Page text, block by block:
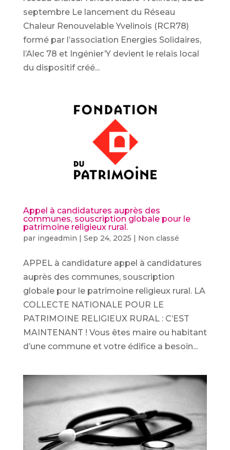
septembre Le lancement du Réseau
Chaleur Renouvelable Yvelinois (RCR78)
formé par l’association Energies Solidaires,
l’Alec 78 et Ingénier’Y devient le relais local
du dispositif créé...
Appel à candidatures auprès des
communes, souscription globale pour le
patrimoine religieux rural.
par ingeadmin | Sep 24, 2025 | Non classé
APPEL à candidature appel à candidatures
auprès des communes, souscription
globale pour le patrimoine religieux rural. LA
COLLECTE NATIONALE POUR LE
PATRIMOINE RELIGIEUX RURAL : C’EST
MAINTENANT ! Vous êtes maire ou habitant
d’une commune et votre édifice a besoin...